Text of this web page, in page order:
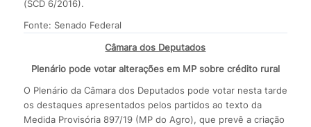
(SCD 6/2016).
Fonte: Senado Federal
Câmara dos Deputados
Plenário pode votar alterações em MP sobre crédito rural
O Plenário da Câmara dos Deputados pode votar nesta tarde
os destaques apresentados pelos partidos ao texto da
Medida Provisória 897/19 (MP do Agro), que prevê a criação